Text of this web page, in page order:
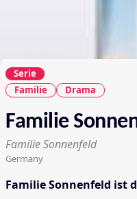
Serie
Familie
Drama
Familie
Familie Sonnenfeld
Germany
Familie Sonnenfeld ist